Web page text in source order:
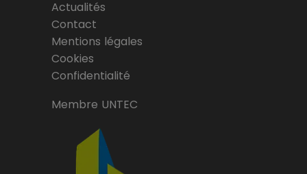
Actualités
Contact
Mentions légales
Cookies
Confidentialité
Membre UNTEC